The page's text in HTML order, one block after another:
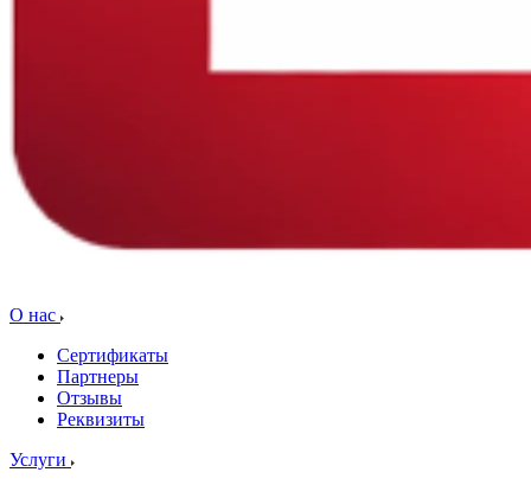
О нас
Сертификаты
Партнеры
Отзывы
Реквизиты
Услуги